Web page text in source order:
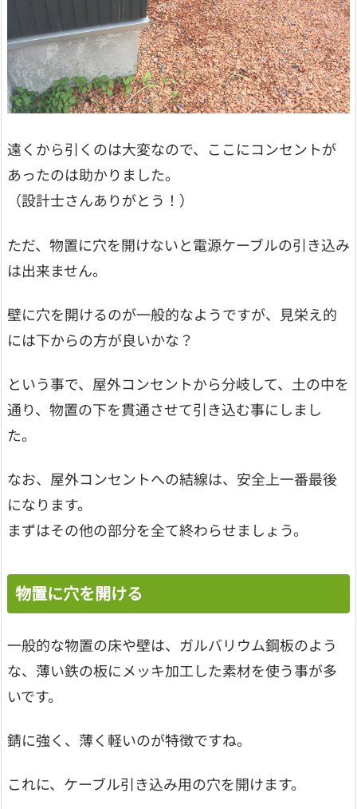
遠くから引くのは大変なので、ここにコンセントが
あったのは助かりました。
（設計士さんありがとう！）
ただ、物置に穴を開けないと電源ケーブルの引き込み
は出来ません。
壁に穴を開けるのが一般的なようですが、見栄え的
には下からの方が良いかな？
という事で、屋外コンセントから分岐して、土の中を
通り、物置の下を貫通させて引き込む事にしまし
た。
なお、屋外コンセントへの結線は、安全上一番最後
になります。
まずはその他の部分を全て終わらせましょう。
物置に穴を開ける
一般的な物置の床や壁は、ガルバリウム鋼板のよう
な、薄い鉄の板にメッキ加工した素材を使う事が多
いです。
錆に強く、薄く軽いのが特徴ですね。
これに、ケーブル引き込み用の穴を開けます。